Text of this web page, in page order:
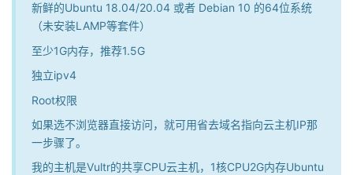
新鲜的Ubuntu 18.04/20.04 或者 Debian 10 的64位系统
（未安装LAMP等套件）
至少1G内存，推荐1.5G
独立ipv4
Root权限
如果选不浏览器直接访问，就可用省去域名指向云主机IP那
一步骤了。
我的主机是Vultr的共享CPU云主机，1核CPU2G内存Ubuntu